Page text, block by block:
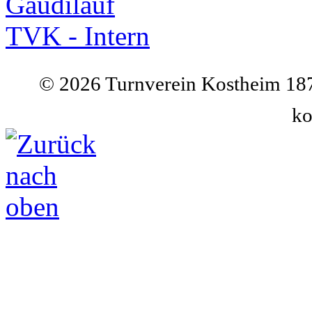
TVK - Intern
© 2026 Turnverein Kostheim